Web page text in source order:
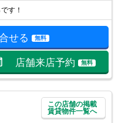
す！
せる 無料
店舗来店予約 無料
この店舗の掲載
賃貸物件一覧へ